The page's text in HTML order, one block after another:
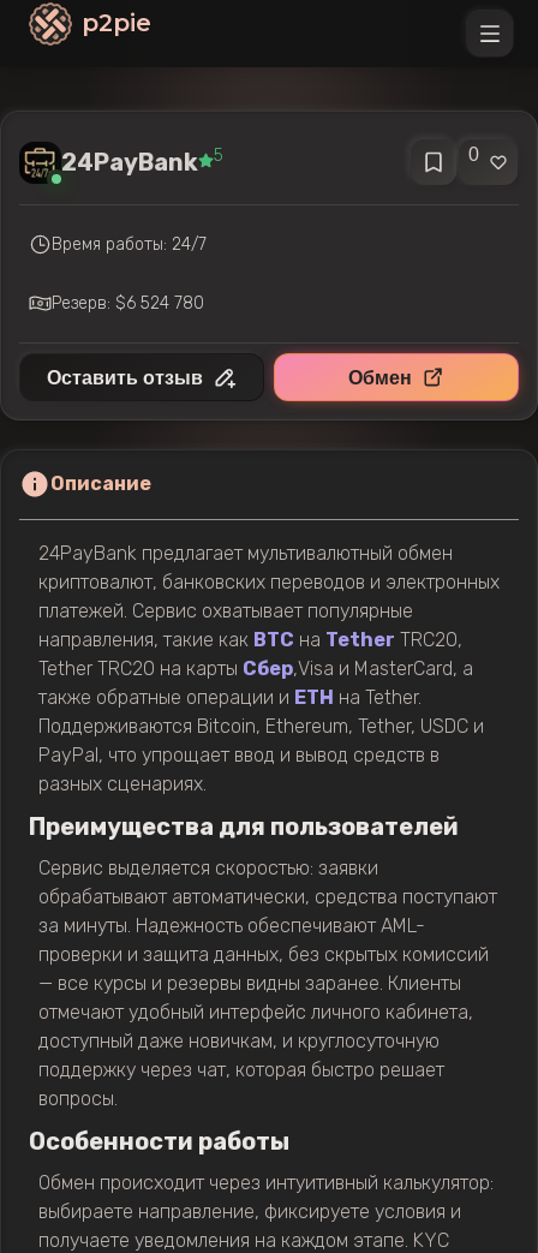
p2pie
24PayBank 5 0
Время работы: 24/7
Резерв: $6 524 780
Оставить отзыв Обмен
Описание
24PayBank предлагает мультивалютный обмен
криптовалют, банковских переводов и электронных
платежей. Сервис охватывает популярные
направления, такие как BTC на Tether TRC20,
Tether TRC20 на карты Сбер,Visa и MasterCard, а
также обратные операции и ETH на Tether.
Поддерживаются Bitcoin, Ethereum, Tether, USDC и
PayPal, что упрощает ввод и вывод средств в
разных сценариях.
Преимущества для пользователей
Сервис выделяется скоростью: заявки
обрабатывают автоматически, средства поступают
за минуты. Надежность обеспечивают AML-
проверки и защита данных, без скрытых комиссий
— все курсы и резервы видны заранее. Клиенты
отмечают удобный интерфейс личного кабинета,
доступный даже новичкам, и круглосуточную
поддержку через чат, которая быстро решает
вопросы.
Особенности работы
Обмен происходит через интуитивный калькулятор:
выбираете направление, фиксируете условия и
получаете уведомления на каждом этапе. KYC